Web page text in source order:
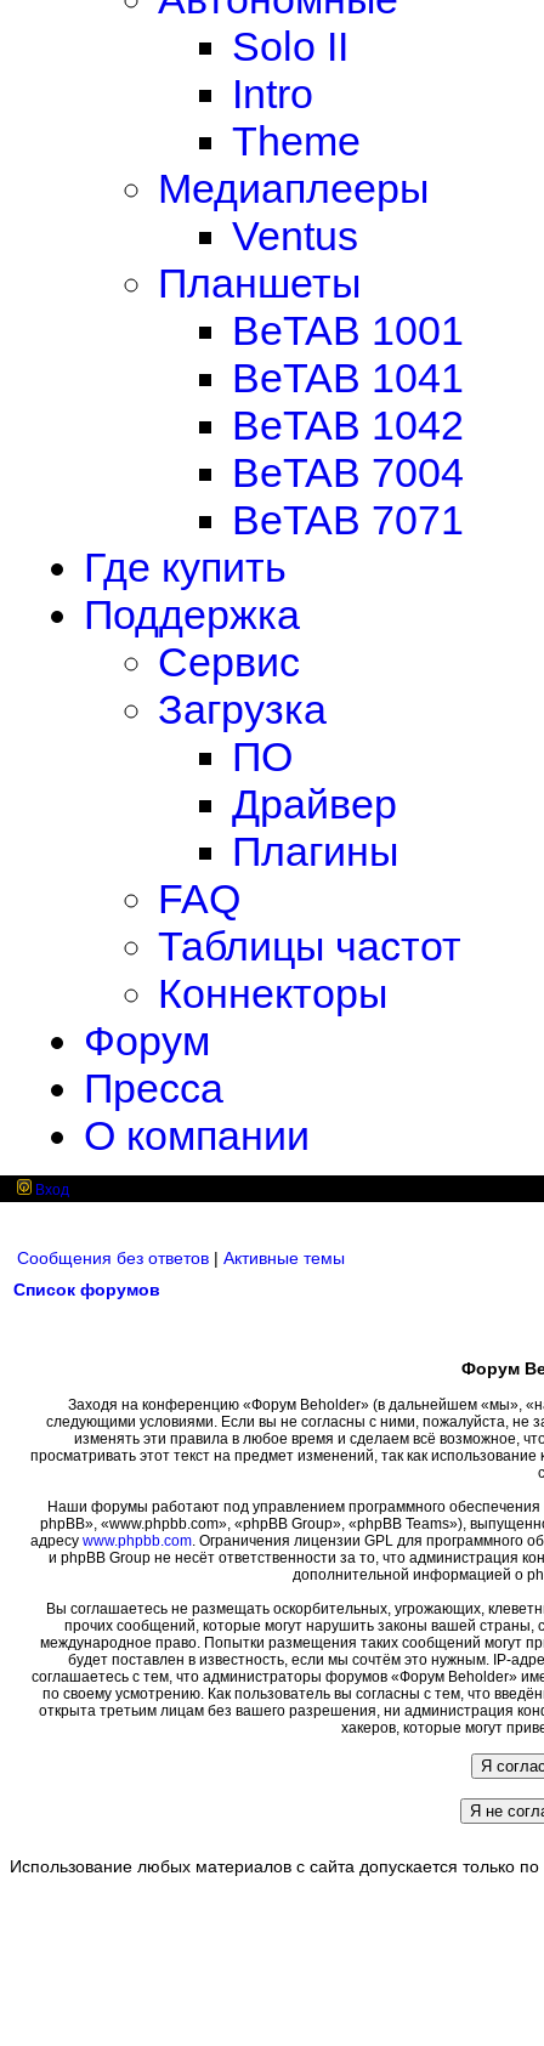
Solo II
Intro
Theme
Медиаплееры
Ventus
Планшеты
BeTAB 1001
BeTAB 1041
BeTAB 1042
BeTAB 7004
BeTAB 7071
Где купить
Поддержка
Сервис
Загрузка
ПО
Драйвер
Плагины
FAQ
Таблицы частот
Коннекторы
Форум
Пресса
О компании
Вход
Сообщения без ответов | Активные темы
Список форумов
Форум
Заходя на конференцию «Форум Beholder» (в дальнейшем «мы»,
следующими условиями. Если вы не согласны с ними, пожалуйста, не
изменять эти правила в любое время и сделаем всё возможное,
просматривать этот текст на предмет изменений, так как
Наши форумы работают под управлением программного
phpBB», «www.phpbb.com», «phpBB Group», «phpBB Teams»),
адресу www.phpbb.com. Ограничения лицензии GPL для программного
и phpBB Group не несёт ответственности за то, что администрация
дополнительной информацией о
Вы соглашаетесь не размещать оскорбительных, угрожающих,
прочих сообщений, которые могут нарушить законы вашей страны,
международное право. Попытки размещения таких сообщений могут
будет поставлен в известность, если мы сочтём это нужным. IP-
соглашаетесь с тем, что администраторы форумов «Форум Beholder»
по своему усмотрению. Как пользователь вы согласны с тем, что
открыта третьим лицам без вашего разрешения, ни администрация
хакеров, которые могут
Использование любых материалов с сайта допускается только